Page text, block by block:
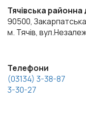
Тячівська районна
90500,
м. Тячів,
Телефони
(03134) 3-38-87
3-30-27